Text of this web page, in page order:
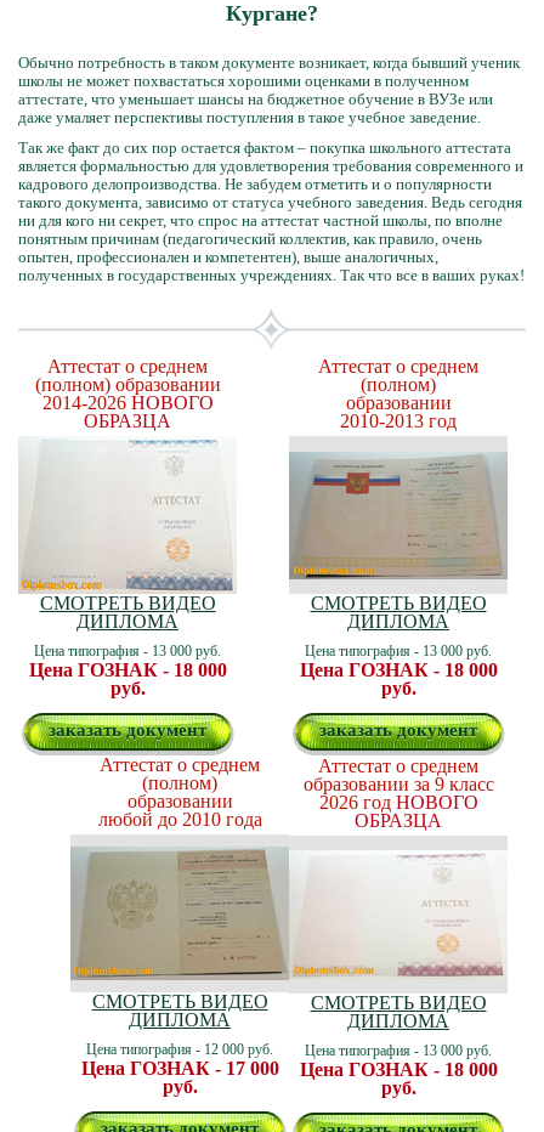
Кургане?
Обычно потребность в таком документе возникает, когда бывший ученик
школы не может похвастаться хорошими оценками в полученном
аттестате, что уменьшает шансы на бюджетное обучение в ВУЗе или
даже умаляет перспективы поступления в такое учебное заведение.
Так же факт до сих пор остается фактом – покупка школьного аттестата
является формальностью для удовлетворения требования современного и
кадрового делопроизводства. Не забудем отметить и о популярности
такого документа, зависимо от статуса учебного заведения. Ведь сегодня
ни для кого ни секрет, что спрос на аттестат частной школы, по вполне
понятным причинам (педагогический коллектив, как правило, очень
опытен, профессионален и компетентен), выше аналогичных,
полученных в государственных учреждениях. Так что все в ваших руках!
Аттестат о среднем
(полном) образовании
2014-2026 НОВОГО
ОБРАЗЦА
СМОТРЕТЬ ВИДЕО
ДИПЛОМА
Цена типография - 13 000 руб.
Цена ГОЗНАК - 18 000
руб.
заказать документ
Аттестат о среднем
(полном)
образовании
2010-2013 год
СМОТРЕТЬ ВИДЕО
ДИПЛОМА
Цена типография - 13 000 руб.
Цена ГОЗНАК - 18 000
руб.
заказать документ
Аттестат о среднем
(полном)
образовании
любой до 2010 года
СМОТРЕТЬ ВИДЕО
ДИПЛОМА
Цена типография - 12 000 руб.
Цена ГОЗНАК - 17 000
руб.
Аттестат о среднем
образовании за 9 класс
2026 год НОВОГО
ОБРАЗЦА
СМОТРЕТЬ ВИДЕО
ДИПЛОМА
Цена типография - 13 000 руб.
Цена ГОЗНАК - 18 000
руб.